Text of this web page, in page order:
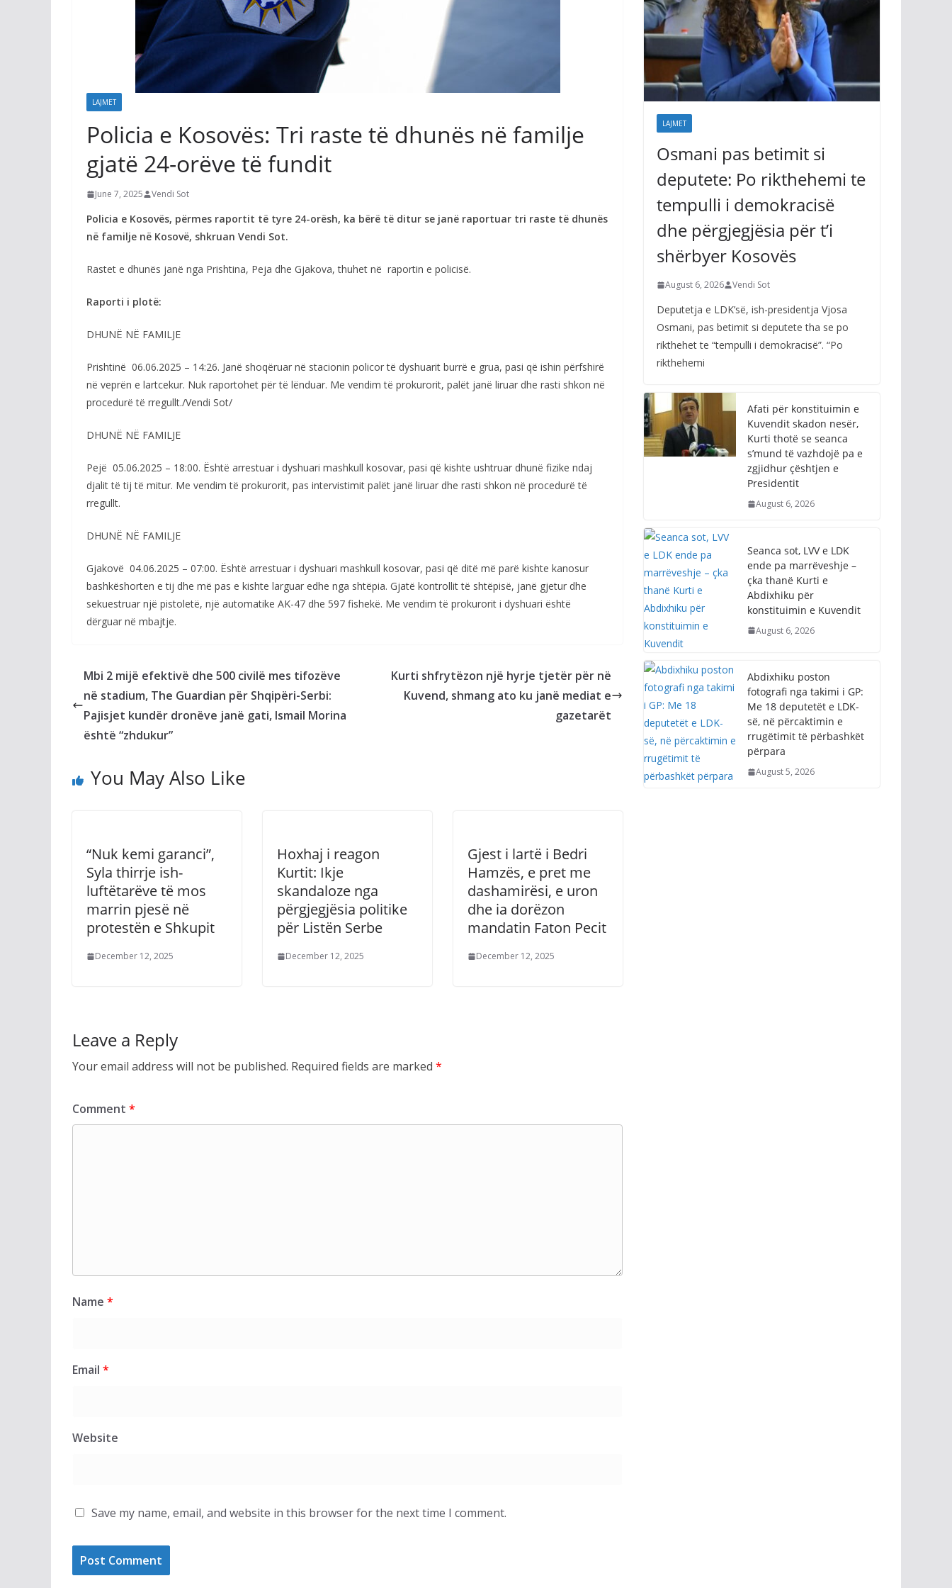
LAJMET
Policia e Kosovës: Tri raste të dhunës në familje
gjatë 24-orëve të fundit
June 7, 2025 Vendi Sot
Policia e Kosovës, përmes raportit të tyre 24-orësh, ka bërë të ditur se janë raportuar tri raste të dhunës
në familje në Kosovë, shkruan Vendi Sot.
Rastet e dhunës janë nga Prishtina, Peja dhe Gjakova, thuhet në raportin e policisë.
Raporti i plotë:
DHUNË NË FAMILJE
Prishtinë 06.06.2025 – 14:26. Janë shoqëruar në stacionin policor të dyshuarit burrë e grua, pasi që ishin përfshirë
në veprën e lartcekur. Nuk raportohet për të lënduar. Me vendim të prokurorit, palët janë liruar dhe rasti shkon në
procedurë të rregullt./Vendi Sot/
DHUNË NË FAMILJE
Pejë 05.06.2025 – 18:00. Është arrestuar i dyshuari mashkull kosovar, pasi që kishte ushtruar dhunë fizike ndaj
djalit të tij të mitur. Me vendim të prokurorit, pas intervistimit palët janë liruar dhe rasti shkon në procedurë të
rregullt.
DHUNË NË FAMILJE
Gjakovë 04.06.2025 – 07:00. Është arrestuar i dyshuari mashkull kosovar, pasi që ditë më parë kishte kanosur
bashkëshorten e tij dhe më pas e kishte larguar edhe nga shtëpia. Gjatë kontrollit të shtëpisë, janë gjetur dhe
sekuestruar një pistoletë, një automatike AK-47 dhe 597 fishekë. Me vendim të prokurorit i dyshuari është
dërguar në mbajtje.
Mbi 2 mijë efektivë dhe 500 civilë mes tifozëve
në stadium, The Guardian për Shqipëri-Serbi:
Pajisjet kundër dronëve janë gati, Ismail Morina
është “zhdukur”
Kurti shfrytëzon një hyrje tjetër për në
Kuvend, shmang ato ku janë mediat e
gazetarët
You May Also Like
“Nuk kemi garanci”,
Syla thirrje ish-
luftëtarëve të mos
marrin pjesë në
protestën e Shkupit
December 12, 2025
Hoxhaj i reagon
Kurtit: Ikje
skandaloze nga
përgjegjësia politike
për Listën Serbe
December 12, 2025
Gjest i lartë i Bedri
Hamzës, e pret me
dashamirësi, e uron
dhe ia dorëzon
mandatin Faton Pecit
December 12, 2025
Leave a Reply
Your email address will not be published. Required fields are marked *
Comment *
Name *
Email *
Website
Save my name, email, and website in this browser for the next time I comment.
LAJMET
Osmani pas betimit si
deputete: Po rikthehemi te
tempulli i demokracisë
dhe përgjegjësia për t’i
shërbyer Kosovës
August 6, 2026 Vendi Sot
Deputetja e LDK’së, ish-presidentja Vjosa
Osmani, pas betimit si deputete tha se po
rikthehet te “tempulli i demokracisë”. “Po
rikthehemi
Afati për konstituimin e
Kuvendit skadon nesër,
Kurti thotë se seanca
s’mund të vazhdojë pa e
zgjidhur çështjen e
Presidentit
August 6, 2026
Seanca sot, LVV e LDK
ende pa marrëveshje –
çka thanë Kurti e
Abdixhiku për
konstituimin e Kuvendit
August 6, 2026
Abdixhiku poston
fotografi nga takimi i GP:
Me 18 deputetët e LDK-
së, në përcaktimin e
rrugëtimit të përbashkët
përpara
August 5, 2026